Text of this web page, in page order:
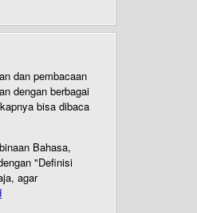
dan pembacaan
dengan berbagai
bisa dibaca
Bahasa,
"Definisi
agar